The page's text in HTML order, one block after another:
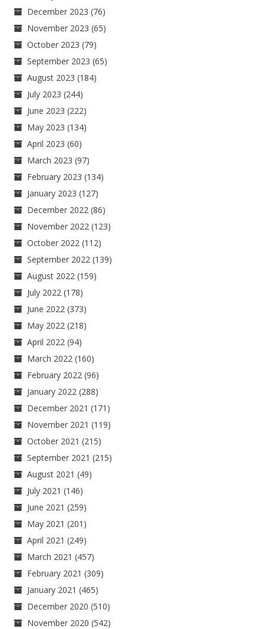
December 2023 (76)
November 2023 (65)
October 2023 (79)
September 2023 (65)
August 2023 (184)
July 2023 (244)
June 2023 (222)
May 2023 (134)
April 2023 (60)
March 2023 (97)
February 2023 (134)
January 2023 (127)
December 2022 (86)
November 2022 (123)
October 2022 (112)
September 2022 (139)
August 2022 (159)
July 2022 (178)
June 2022 (373)
May 2022 (218)
April 2022 (94)
March 2022 (160)
February 2022 (96)
January 2022 (288)
December 2021 (171)
November 2021 (119)
October 2021 (215)
September 2021 (215)
August 2021 (49)
July 2021 (146)
June 2021 (259)
May 2021 (201)
April 2021 (249)
March 2021 (457)
February 2021 (309)
January 2021 (465)
December 2020 (510)
November 2020 (542)